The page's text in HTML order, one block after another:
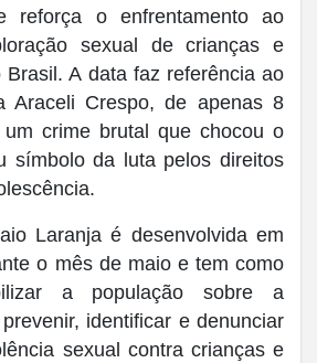
reforça o enfrentamento ao
sexual de crianças e
Brasil. A data faz referência ao
Araceli Crespo, de apenas 8
crime brutal que chocou o
símbolo da luta pelos direitos
Laranja é desenvolvida em
o mês de maio e tem como
a população sobre a
identificar e denunciar
sexual contra crianças e